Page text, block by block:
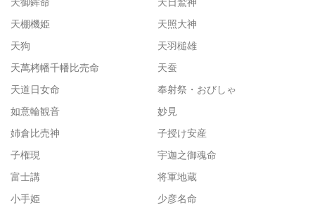
天棚機姫
天照大神
天狗
天羽槌雄
天萬栲幡千幡比売命
天蚕
天道日女命
奉射祭・おびしゃ
如意輪観音
妙見
姉倉比売神
子授け安産
子権現
宇迦之御魂命
富士講
将軍地蔵
小手姫
少彦名命